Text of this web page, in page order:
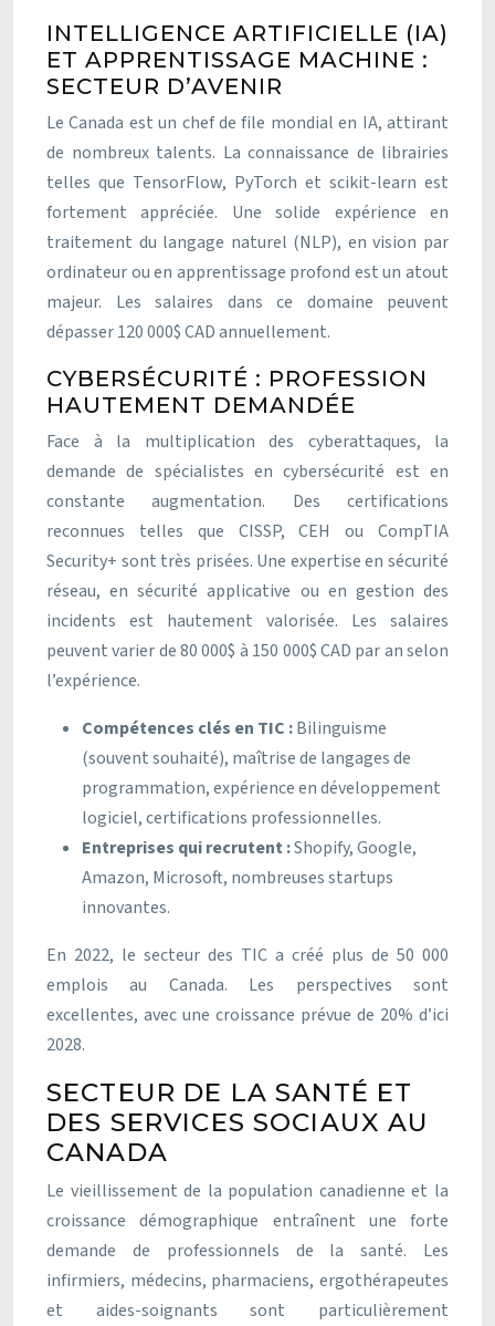
INTELLIGENCE ARTIFICIELLE (IA)
ET APPRENTISSAGE MACHINE :
SECTEUR D’AVENIR
Le Canada est un chef de file mondial en IA, attirant
de nombreux talents. La connaissance de librairies
telles que TensorFlow, PyTorch et scikit-learn est
fortement appréciée. Une solide expérience en
traitement du langage naturel (NLP), en vision par
ordinateur ou en apprentissage profond est un atout
majeur. Les salaires dans ce domaine peuvent
dépasser 120 000$ CAD annuellement.
CYBERSÉCURITÉ : PROFESSION
HAUTEMENT DEMANDÉE
Face à la multiplication des cyberattaques, la
demande de spécialistes en cybersécurité est en
constante augmentation. Des certifications
reconnues telles que CISSP, CEH ou CompTIA
Security+ sont très prisées. Une expertise en sécurité
réseau, en sécurité applicative ou en gestion des
incidents est hautement valorisée. Les salaires
peuvent varier de 80 000$ à 150 000$ CAD par an selon
l’expérience.
Compétences clés en TIC :Bilinguisme
(souvent souhaité), maîtrise de langages de
programmation, expérience en développement
logiciel, certifications professionnelles.
Entreprises qui recrutent :Shopify, Google,
Amazon, Microsoft, nombreuses startups
innovantes.
En 2022, le secteur des TIC a créé plus de 50 000
emplois au Canada. Les perspectives sont
excellentes, avec une croissance prévue de 20% d’ici
2028.
SECTEUR DE LA SANTÉ ET
DES SERVICES SOCIAUX AU
CANADA
Le vieillissement de la population canadienne et la
croissance démographique entraînent une forte
demande de professionnels de la santé. Les
infirmiers, médecins, pharmaciens, ergothérapeutes
et aides-soignants sont particulièrement